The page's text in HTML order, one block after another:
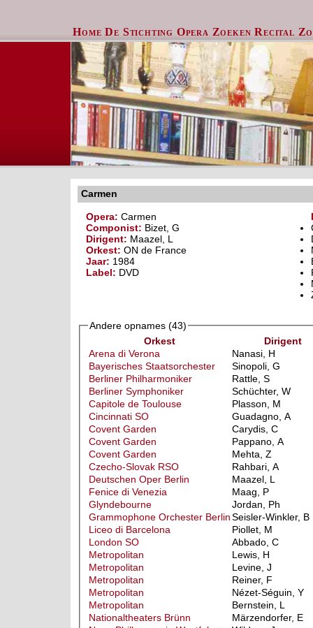
Home De Stichting Opera Zoeken Recital
Carmen
Opera: Carmen
Componist: Bizet, G
Dirigent: Maazel, L
Orkest: ON de France
Jaar: 1984
Label: DVD
Andere opnames (43)
Orkest
Dirigent
Arena di Verona
Nanasi, H
Bayerisches Staatsorchester
Sinopoli, G
Berliner Philharmoniker
Rattle, S
Berliner Symphoniker
Schüchter, W
Capitole de Toulouse
Plasson, M
Cincinnati SO
Guadagno, A
Covent Garden
Carydis, C
Covent Garden
Pappano, A
Covent Garden
Mehta, Z
Czecho-Slovak RSO
Rahbari, A
Deutschen Oper Berlin
Maazel, L
Fenice di Venezia
Maag, P
Glyndebourne
Jordan, Ph
Grammophone Orchester BerlinSeisler-Winkler, B
Liceo di Barcelona
Piollet, M
London SO
Abbado, C
Metropolitan
Lewis, H
Metropolitan
Levine, J
Metropolitan
Reiner, F
Metropolitan
Nézet-Séguin, Y
Metropolitan
Bernstein, L
Nationaltheaters Brünn
Märzendorfer, E